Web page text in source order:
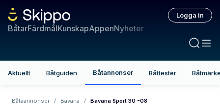
BåtarFärdmålKunskapAppenNyheter
Logga in
Aktuellt Båtguiden Båtannonser Båttester
Båtaannonser / Bavaria / Bavaria Sport 30 -08